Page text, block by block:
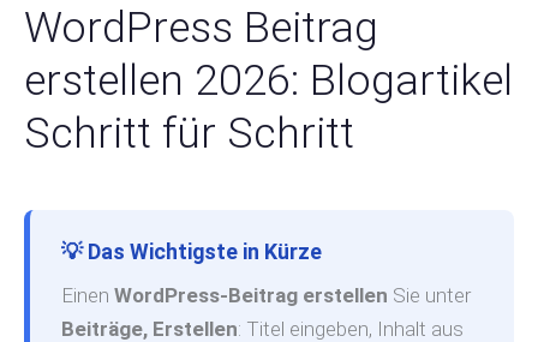
WordPress Beitrag
erstellen 2026: Blogartikel
Schritt für Schritt
💡 Das Wichtigste in Kürze
Einen WordPress-Beitrag erstellen Sie unter
Beiträge, Erstellen: Titel eingeben, Inhalt aus